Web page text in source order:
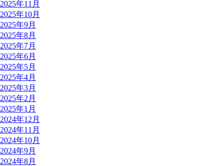
2025年11月
2025年10月
2025年9月
2025年8月
2025年7月
2025年6月
2025年5月
2025年4月
2025年3月
2025年2月
2025年1月
2024年12月
2024年11月
2024年10月
2024年9月
2024年8月